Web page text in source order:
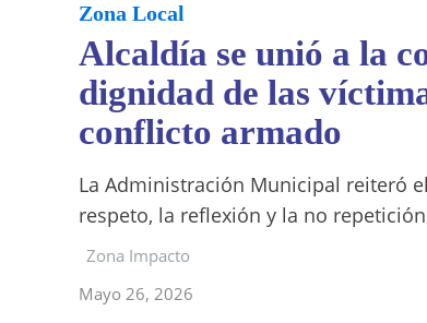
Zona Local
Alcaldía se unió a la
dignidad de las
conflicto armado
La Administración Municipal reiteró
respeto, la reflexión y la no
Zona Impacto
Mayo 26, 2026